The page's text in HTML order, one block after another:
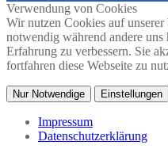
Verwendung von Cookies
Wir nutzen Cookies auf
notwendig während andere
Erfahrung zu verbessern. Sie
fortfahren diese Webseite zu
Nur Notwendige Einstellungen
Impressum
Datenschutzerklärung